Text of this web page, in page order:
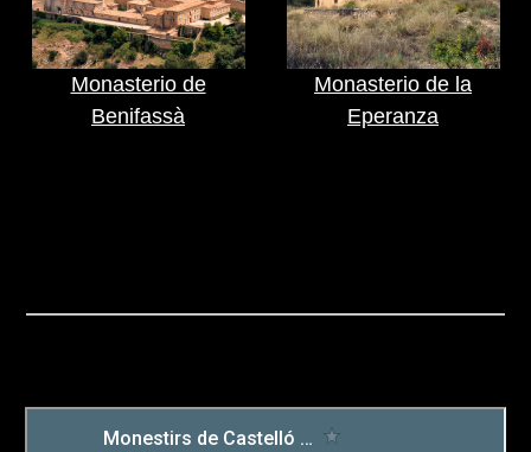
Monasterio de
Benifassà
Monasterio de la
Eperanza